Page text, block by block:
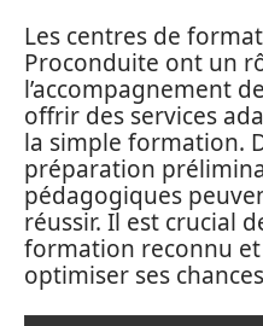
Les centres de
Proconduite ont un
l’accompagnement
offrir des services
la simple formation.
préparation
pédagogiques
réussir. Il est crucial
formation reconnu
optimiser ses